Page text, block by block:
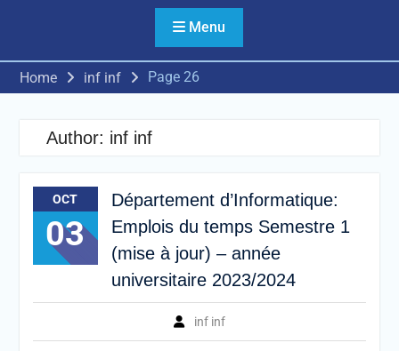
Menu
Home inf inf Page 26
Author: inf inf
OCT
03
Département d’Informatique:
Emplois du temps Semestre 1
(mise à jour) – année
universitaire 2023/2024
inf inf